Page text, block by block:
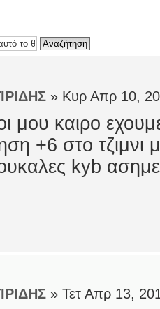
» Κυρ Απρ 10,
μου καιρο
+6 στο τζιμνι
kyb
» Τετ Απρ 13,